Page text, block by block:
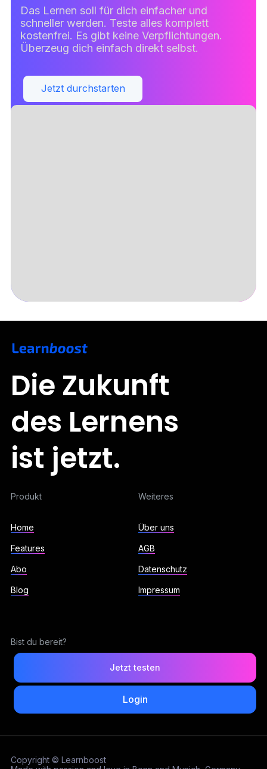
Das Lernen soll für dich einfacher und
schneller werden. Teste alles komplett
kostenfrei. Es gibt keine Verpflichtungen.
Überzeug dich einfach direkt selbst.
Jetzt durchstarten
Die Zukunft
des Lernens
ist jetzt.
Produkt
Home
Features
Abo
Blog
Weiteres
Über uns
AGB
Datenschutz
Impressum
Bist du bereit?
Jetzt testen
Login
Copyright © Learnboost